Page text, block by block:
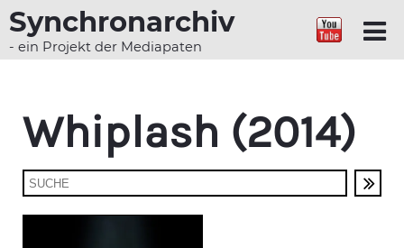
Synchronarchiv
- ein Projekt der Mediapaten
Whiplash (2014)